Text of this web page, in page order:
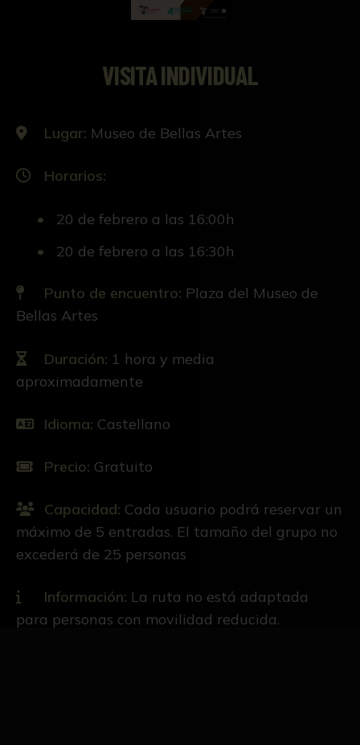
VISITA INDIVIDUAL
Lugar: Museo de Bellas Artes
Horarios:
20 de febrero a las 16:00h
20 de febrero a las 16:30h
Punto de encuentro: Plaza del Museo de
Bellas Artes
Duración: 1 hora y media
aproximadamente
Idioma: Castellano
Precio: Gratuito
Capacidad: Cada usuario podrá reservar un
máximo de 5 entradas. El tamaño del grupo no
excederá de 25 personas
Información: La ruta no está adaptada
para personas con movilidad reducida.